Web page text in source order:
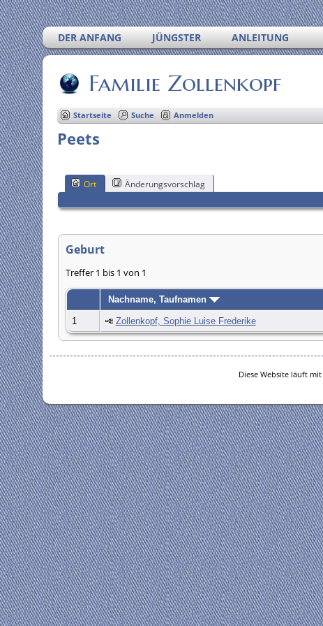
DER ANFANG JÜNGSTER ANLEITUNG
Familie Zollenkopf
Startseite Suche Anmelden
Peets
Ort Änderungsvorschlag
Geburt
Treffer 1 bis 1 von 1
Nachname, Taufnamen
1 Zollenkopf, Sophie Luise Frederike
Diese Website läuft mit